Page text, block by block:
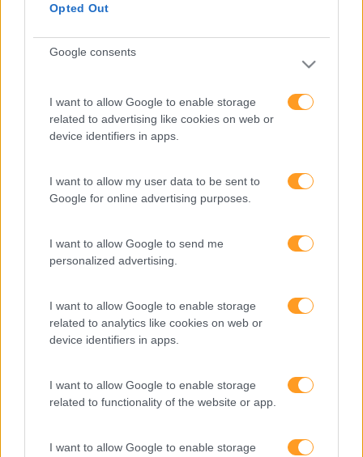
Opted Out
Google consents
I want to allow Google to enable storage
related to advertising like cookies on web or
device identifiers in apps.
I want to allow my user data to be sent to
Google for online advertising purposes.
I want to allow Google to send me
personalized advertising.
I want to allow Google to enable storage
related to analytics like cookies on web or
device identifiers in apps.
I want to allow Google to enable storage
related to functionality of the website or app.
I want to allow Google to enable storage
FORMAÇÕES À
Provocamos e aceleramos processos de mudança com a
implementação e desenvolvimento de soluções
SABER MAIS
SKOLAE Formação
empresa europeia multiespecializada no desenvolvimento
de competências e soluções de aprendizagem. Estamos